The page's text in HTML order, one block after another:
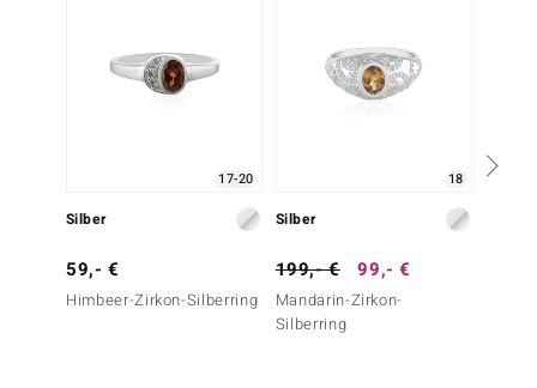
BY DE MELO
17-20
Silber
59,- €
Himbeer-Zirkon-Silberring
18
Silber
199,- € 99,- €
Mandarin-Zirkon-
Silberring